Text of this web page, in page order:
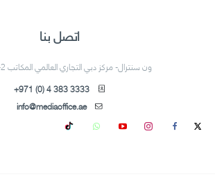
اتصل بنا
ون سنترال- مركز دبي التجاري العالمي المكاتب 2- الطابق 7
+971 (0) 4 383 3333
info@mediaoffice.ae